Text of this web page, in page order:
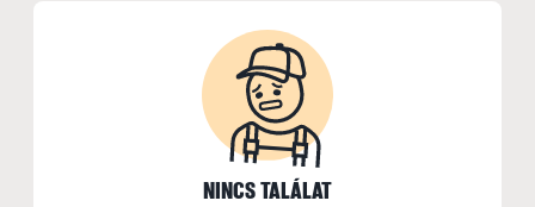
NINCS TALÁLAT